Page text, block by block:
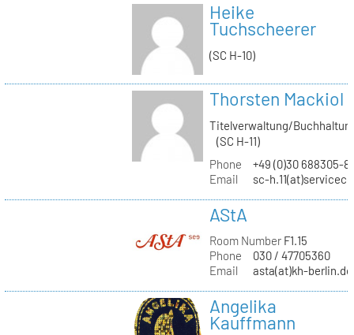
Heike
Tuchscheerer
(SC H-10)
Thorsten Mackiol
Titelverwaltung/
(SC H-11)
Phone
+49 (0)30 688305-
Email
sc-
AStA
Room NumberF1.15
Phone
030 / 47705360
Email
asta(at)kh-berlin.de
Angelika
Kauffmann